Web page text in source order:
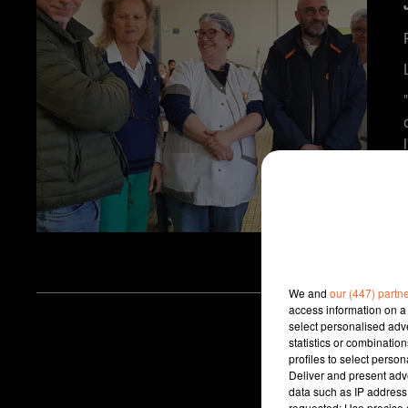
We and our (447)
access information on
select personalised
statistics or
profiles to select
Deliver and present
data such as IP